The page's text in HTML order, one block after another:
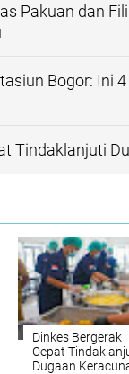
Pakuan dan
Bogor: Ini
Tindaklanjuti
Dinkes Bergerak
Cepat
Dugaan